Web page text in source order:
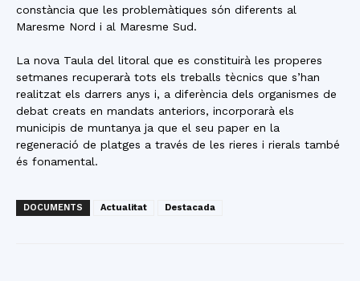
constància que les problemàtiques són diferents al
Maresme Nord i al Maresme Sud.
La nova Taula del litoral que es constituirà les properes
setmanes recuperarà tots els treballs tècnics que s’han
realitzat els darrers anys i, a diferència dels organismes de
debat creats en mandats anteriors, incorporarà els
municipis de muntanya ja que el seu paper en la
regeneració de platges a través de les rieres i rierals també
és fonamental.
DOCUMENTS Actualitat Destacada